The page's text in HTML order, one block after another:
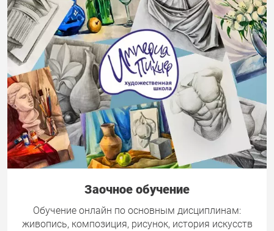
Заочное обучение
Обучение онлайн по основным дисциплинам:
живопись, композиция, рисунок, история искусств